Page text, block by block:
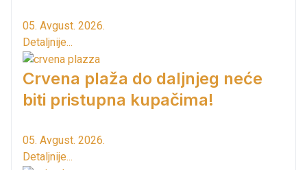
05. Avgust. 2026.
Detaljnije...
Crvena plaža do daljnjeg neće
biti pristupna kupačima!
05. Avgust. 2026.
Detaljnije...